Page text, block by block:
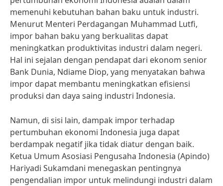
memenuhi kebutuhan bahan baku untuk industri.
Menurut Menteri Perdagangan Muhammad Lutfi,
impor bahan baku yang berkualitas dapat
meningkatkan produktivitas industri dalam negeri.
Hal ini sejalan dengan pendapat dari ekonom senior
Bank Dunia, Ndiame Diop, yang menyatakan bahwa
impor dapat membantu meningkatkan efisiensi
produksi dan daya saing industri Indonesia.
Namun, di sisi lain, dampak impor terhadap
pertumbuhan ekonomi Indonesia juga dapat
berdampak negatif jika tidak diatur dengan baik.
Ketua Umum Asosiasi Pengusaha Indonesia (Apindo)
Hariyadi Sukamdani menegaskan pentingnya
pengendalian impor untuk melindungi industri dalam